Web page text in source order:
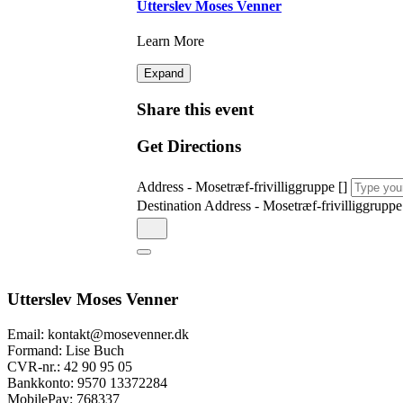
Utterslev Moses Venner
Learn More
Expand
Share this event
Get Directions
Address - Mosetræf-frivilliggruppe []
Destination Address - Mosetræf-
Utterslev Moses Venner
Email: kontakt@mosevenner.dk
Formand: Lise Buch
CVR-nr.: 42 90 95 05
Bankkonto: 9570 13372284
MobilePay: 768337